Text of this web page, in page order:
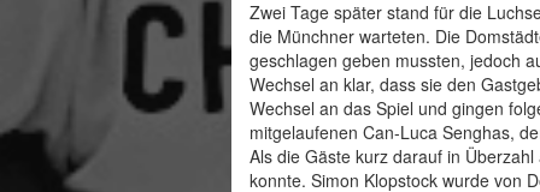
Zwei Tage später stand für die
die Münchner warteten. Die
geschlagen geben mussten, jedoch
Wechsel an klar, dass sie den
Wechsel an das Spiel und gingen
mitgelaufenen Can-Luca Senghas,
Als die Gäste kurz darauf in
konnte. Simon Klopstock wurde von